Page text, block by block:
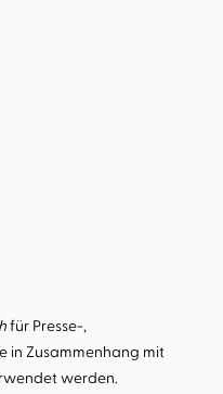
für Presse-,
in Zusammenhang mit
werden.